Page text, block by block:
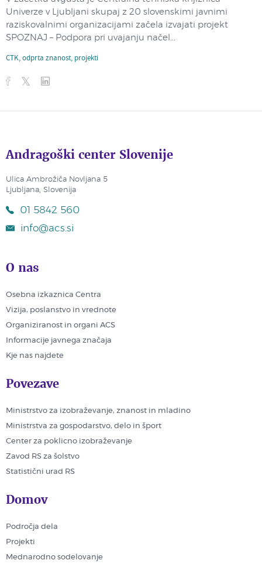
Univerze v Ljubljani skupaj z 20 slovenskimi javnimi
raziskovalnimi organizacijami začela izvajati projekt
SPOZNAJ – Podpora pri uvajanju načel...
CTK,odprta znanost, projekti
Andragoški center Slovenije
Ulica Ambrožiča Novljana 5
Ljubljana, Slovenija
01 5842 560
info@acs.si
O nas
Osebna izkaznica Centra
Vizija, poslanstvo in vrednote
Organiziranost in organi ACS
Informacije javnega značaja
Kje nas najdete
Povezave
Ministrstvo za izobraževanje, znanost in mladino
Ministrstva za gospodarstvo, delo in šport
Center za poklicno izobraževanje
Zavod RS za šolstvo
Statistični urad RS
Domov
Področja dela
Projekti
Mednarodno sodelovanje